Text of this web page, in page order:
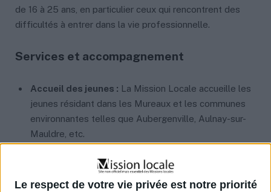
Le respect de votre vie privée est notre priorité
de 16 à 25 ans, en particulier ceux qui rencontrent des
difficultés à entrer dans la vie professionnelle.
Services et accompagnement
Accueil des jeunes : La Mission Locale accueille les
jeunes résidant dans les Mureaux et les communes
environnantes telles que Aubergenville, Aulnay-sur-
Mauldre, etc.
formations, aide à l’élaboration de projets
professionnels, et opportunités de tester différents